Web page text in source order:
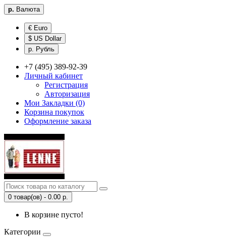
р. Валюта
€ Euro
$ US Dollar
р. Рубль
+7 (495) 389-92-39
Личный кабинет
Регистрация
Авторизация
Мои Закладки (0)
Корзина покупок
Оформление заказа
0 товар(ов) - 0.00 р.
В корзине пусто!
Категории